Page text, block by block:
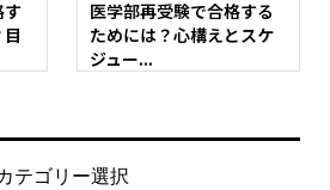
す
医学部再受験で合格する
ためには？心構えとスケ
ジュー...
テゴリー選択